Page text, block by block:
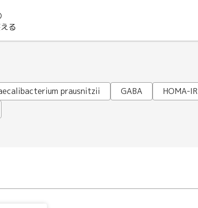
る
prausnitzii GABA HOMA-IR